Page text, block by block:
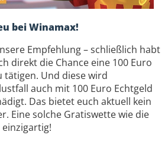
bei Winamax!
Empfehlung – schließlich habt
direkt die Chance eine 100 Euro
tätigen. Und diese wird
auch mit 100 Euro Echtgeld
Das bietet euch aktuell kein
Eine solche Gratiswette wie die
einzigartig!